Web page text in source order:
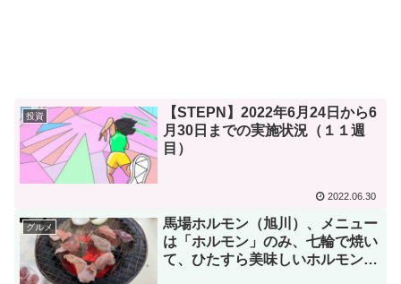
投資
【STEPN】2022年6月24日から6
月30日までの実施状況（１１週
目）
2022.06.30
グルメ
馬場ホルモン（旭川）、メニュー
は「ホルモン」のみ、七輪で焼い
て、ひたすら美味しいホルモンを